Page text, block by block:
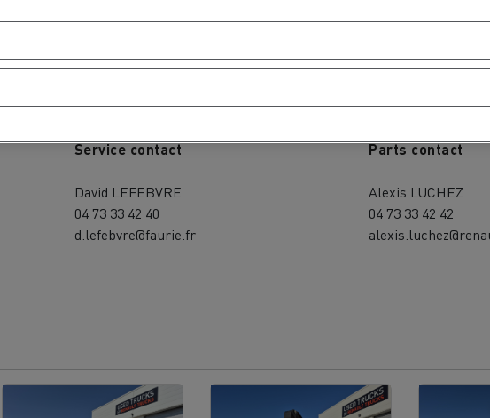
Pühapäev
-
Pühapäev
Service contact
David LEFEBVRE
04 73 33 42 40
d.lefebvre@faurie.fr
Parts contact
Alexis LUCHEZ
04 73 33 42 42